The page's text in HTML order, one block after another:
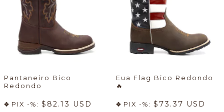
Pantaneiro Bico
Redondo
PIX -%: $82.13 USD
Eua Flag Bico Redondo
🔥
PIX -%: $73.37 USD